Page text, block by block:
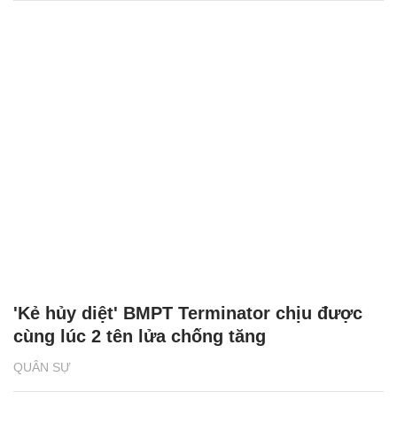
QUÂN SỰ
'Kẻ hủy diệt' BMPT Terminator chịu được
cùng lúc 2 tên lửa chống tăng